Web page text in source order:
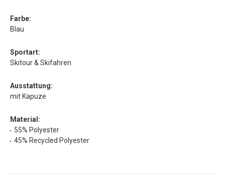
Farbe:
Blau
Sportart:
Skitour & Skifahren
Ausstattung:
mit Kapuze
Material:
55% Polyester
45% Recycled Polyester